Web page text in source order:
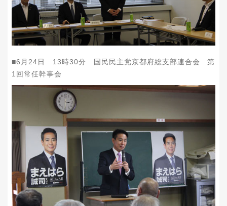
■6 月 24日 13時30分 国民民主党京都府総支部連合会 第
1 回常任幹事会